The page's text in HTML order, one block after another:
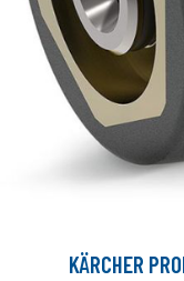
KÄRCHER